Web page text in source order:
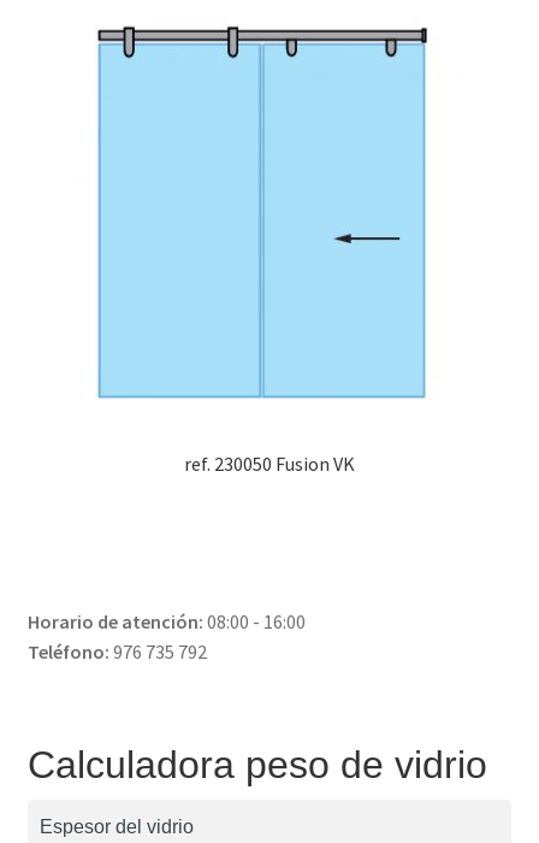
ref. 230050 Fusion VK
Horario de atención: 08:00 - 16:00
Teléfono: 976 735 792
Calculadora peso de vidrio
Espesor del vidrio